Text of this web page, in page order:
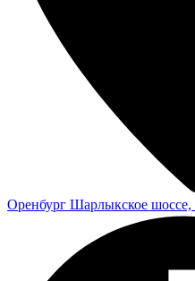
Оренбург Шарлыкское шоссе,